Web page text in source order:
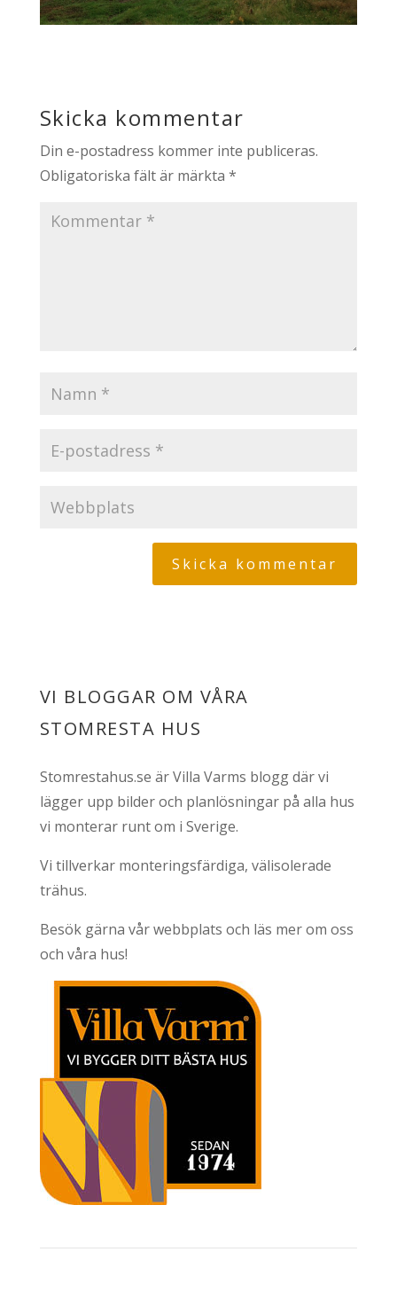
Skicka kommentar
Din e-postadress kommer inte publiceras.
Obligatoriska fält är märkta *
VI BLOGGAR OM VÅRA
STOMRESTA HUS
Stomrestahus.se är Villa Varms blogg där vi
lägger upp bilder och planlösningar på alla hus
vi monterar runt om i Sverige.
Vi tillverkar monteringsfärdiga, välisolerade
trähus.
Besök gärna vår webbplats och läs mer om oss
och våra hus!